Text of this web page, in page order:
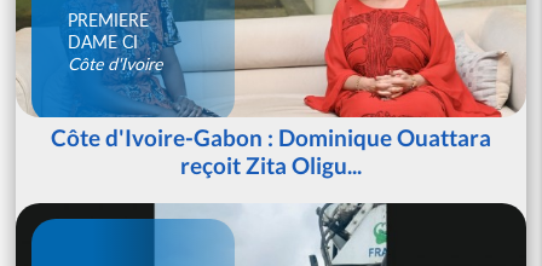
PREMIERE
DAME CI
Côte d'Ivoire
Côte d'Ivoire-Gabon : Dominique Ouattara
reçoit Zita Oligu...